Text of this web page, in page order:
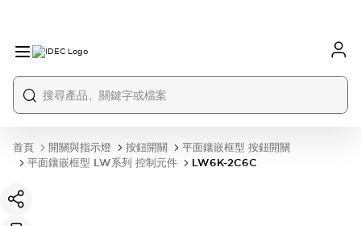
首頁 開關與指示燈 按鈕開關
平面鑲嵌框型 按鈕開關
平面鑲嵌框型 LW系列 控制元件
LW6K-2C6C